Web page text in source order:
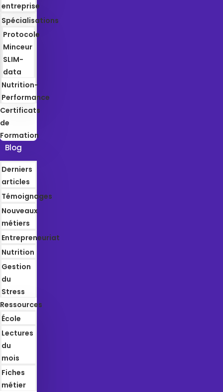
entreprise
Spécialisations
Protocole
Minceur
SLIM-
data
Nutrition-
Performance
Certificats
de
Formation
Blog
Derniers
articles
Témoignages
Nouveaux
métiers
Entrepreneuriat
Nutrition
Gestion
du
Stress
Ressources
École
Lectures
du
mois
Fiches
métier